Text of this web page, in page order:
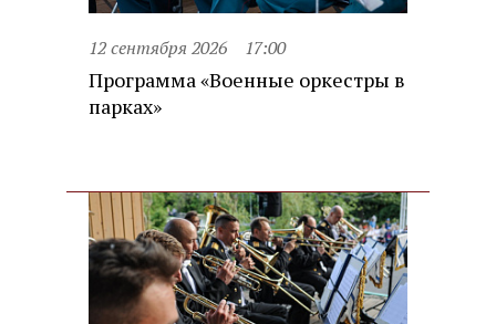
12 сентября 2026 17:00
Программа «Военные оркестры в
парках»